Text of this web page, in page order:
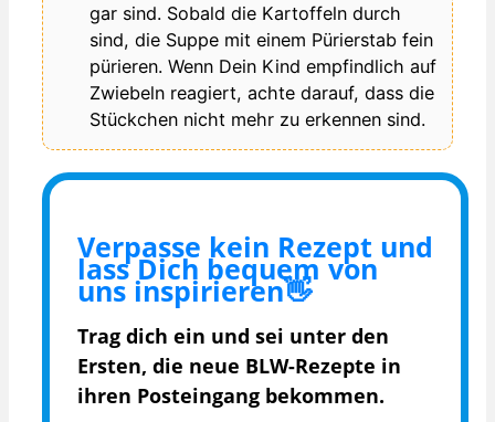
gar sind. Sobald die Kartoffeln durch
sind, die Suppe mit einem Pürierstab fein
pürieren. Wenn Dein Kind empfindlich auf
Zwiebeln reagiert, achte darauf, dass die
Stückchen nicht mehr zu erkennen sind.
Verpasse kein Rezept und
lass Dich bequem von
uns inspirieren👋
Trag dich ein und sei unter den
Ersten, die neue BLW-Rezepte in
ihren Posteingang bekommen.